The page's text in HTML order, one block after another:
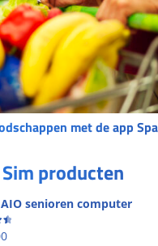
met de app
producten
AIO senioren computer